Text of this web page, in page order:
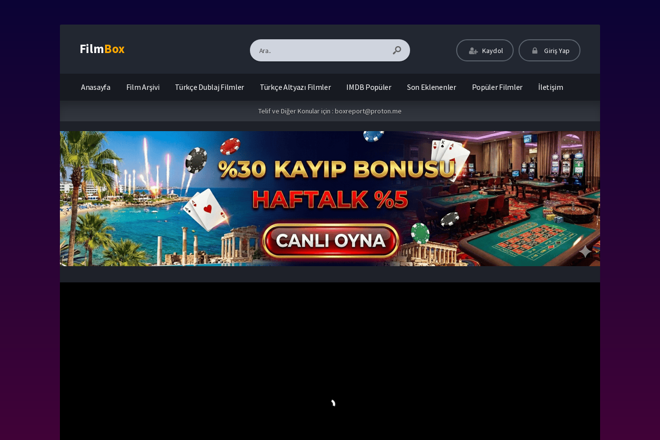
FilmBox Kaydol Giriş Yap
Anasayfa Film Arşivi Türkçe Dublaj Filmler Türkçe Altyazı Filmler IMDB Popüler Son Eklenenler Popüler Filmler İletişim
Telif ve Diğer Konular için : boxreport@proton.me